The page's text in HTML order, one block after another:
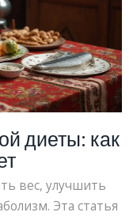
диеты: как
вес, улучшить
Эта статья